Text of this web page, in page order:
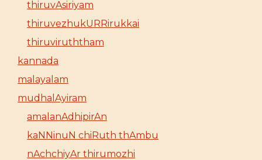
thiruvAsiriyam
thiruvezhukURRirukkai
thiruviruththam
kannada
malayalam
mudhalAyiram
amalanAdhipirAn
kaNNinuN chiRuth thAmbu
nAchchiyAr thirumozhi